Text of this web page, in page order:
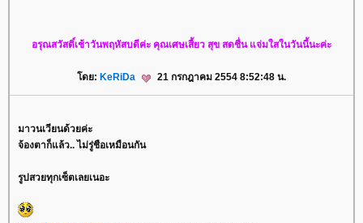
อรุณสวัสดิ์เช้าวันพฤหัสบดีค่ะ คุณเศษเสี้ยว สุข สดชื่น แจ่มใสในวันนี้นะค่ะ
ดย: KeRiDa 21 กรกฎาคม 2554 8:52:48 น.
มาวนเวียนด้วยค่ะ
จ้องตาก็แล้ว.. ไม่รู่ชือเหมือนกัน
รูปสวยทุกเซ็ตเลยเนอะ